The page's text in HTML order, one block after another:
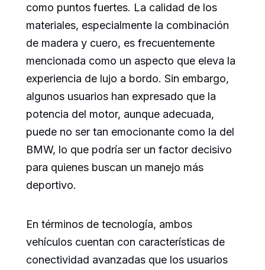
como puntos fuertes. La calidad de los
materiales, especialmente la combinación
de madera y cuero, es frecuentemente
mencionada como un aspecto que eleva la
experiencia de lujo a bordo. Sin embargo,
algunos usuarios han expresado que la
potencia del motor, aunque adecuada,
puede no ser tan emocionante como la del
BMW, lo que podría ser un factor decisivo
para quienes buscan un manejo más
deportivo.
En términos de tecnología, ambos
vehículos cuentan con características de
conectividad avanzadas que los usuarios